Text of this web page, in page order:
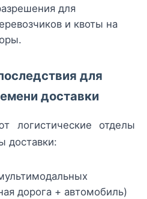
для
и квоты на
для
доставки
логистические отделы
доставки:
дорога + автомобиль)